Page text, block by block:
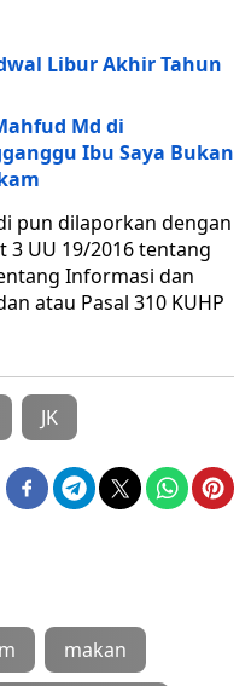
Libur Akhir Tahun
Md di
Ibu Saya Bukan
pun dilaporkan dengan
3 UU 19/2016 tentang
Informasi dan
atau Pasal 310 KUHP
JK
makan